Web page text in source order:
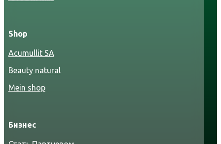
Shop
Acumullit SA
Beauty natural
Mein shop
Бизнес